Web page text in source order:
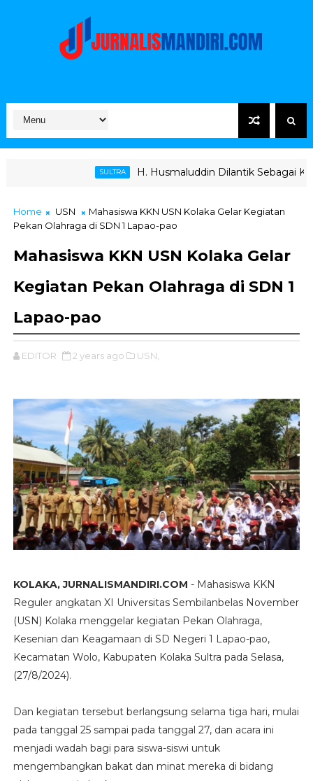
H. Husmaluddin Dilantik Sebagai Ketua KONI,
Home USN
Mahasiswa KKN USN Kolaka Gelar Kegiatan
Pekan Olahraga di SDN 1 Lapao-pao
Mahasiswa KKN USN Kolaka Gelar
Kegiatan Pekan Olahraga di SDN 1
Lapao-pao
EDITOR 2 years ago USN,
KOLAKA, JURNALISMANDIRI.COM - Mahasiswa KKN
Reguler angkatan XI Universitas Sembilanbelas November
(USN) Kolaka menggelar kegiatan Pekan Olahraga,
Kesenian dan Keagamaan di SD Negeri 1 Lapao-pao,
Kecamatan Wolo, Kabupaten Kolaka Sultra pada Selasa,
(27/8/2024).
Dan kegiatan tersebut berlangsung selama tiga hari, mulai
pada tanggal 25 sampai pada tanggal 27, dan acara ini
menjadi wadah bagi para siswa-siswi untuk
mengembangkan bakat dan minat mereka di bidang